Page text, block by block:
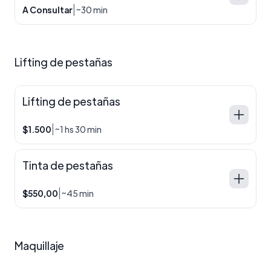
A Consultar ~30 min
Lifting de pestañas
Lifting de pestañas
$1.500 ~1 hs 30 min
Tinta de pestañas
$550,00 ~45 min
Maquillaje